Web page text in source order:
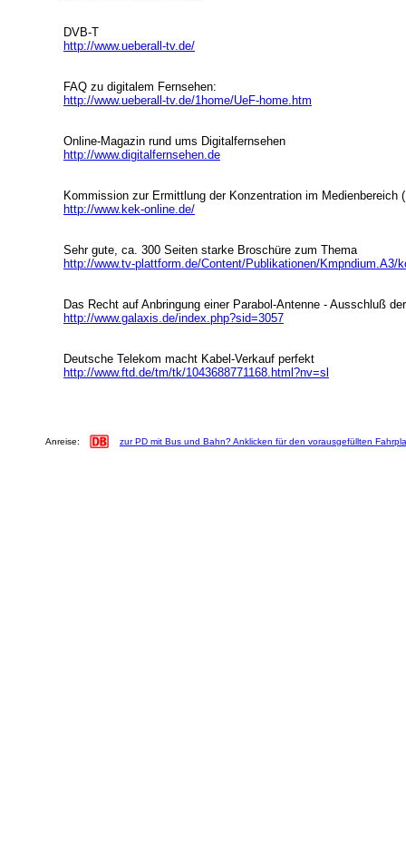
DVB-T
http://www.ueberall-tv.de/
FAQ zu digitalem Fernsehen:
http://www.ueberall-tv.de/1home/UeF-home.htm
Online-Magazin rund ums Digitalfernsehen
http://www.digitalfernsehen.de
Kommission zur Ermittlung der Konzentration im Medienbereich
http://www.kek-online.de/
Sehr gute, ca. 300 Seiten starke Broschüre zum Thema
http://www.tv-plattform.de/Content/Publikationen/Kmpndium.A3/
Das Recht auf Anbringung einer Parabol-Antenne - Ausschluß
http://www.galaxis.de/index.php?sid=3057
Deutsche Telekom macht Kabel-Verkauf perfekt
http://www.ftd.de/tm/tk/1043688771168.html?nv=sl
Anreise: zur PD mit Bus und Bahn? Anklicken für den vorausgefüllten